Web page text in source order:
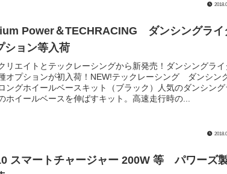
Power＆TECHRACING ダンシングライ
ション等入荷
リエイトとテックレーシングから新発売！ダンシングライ
オプションが初入荷！NEW!テックレーシング ダンシン
ングホイールベースキット（ブラック）人気のダンシング
ホイールベースを伸ばすキット。高速走行時の...
スマートチャージャー 200W 等 パワーズ